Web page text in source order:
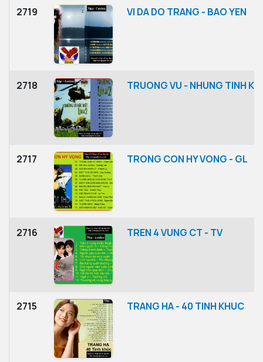
2719 VI DA DO TRANG - BAO YEN
2718 TRUONG VU - NHUNG TINH
2717 TRONG CON HY VONG - GL
2716 TREN 4 VUNG CT - TV
2715 TRANG HA - 40 TINH KHUC